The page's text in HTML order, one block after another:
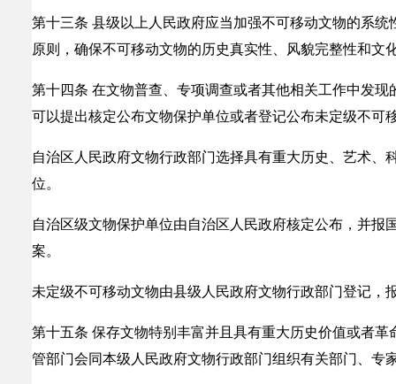
第十三条 县级以上人民政府应当加强不可移动文物的系
原则，确保不可移动文物的历史真实性、风貌完整性和文
第十四条 在文物普查、专项调查或者其他相关工作中发
可以提出核定公布文物保护单位或者登记公布未定级不可
自治区人民政府文物行政部门选择具有重大历史、艺术
位。
自治区级文物保护单位由自治区人民政府核定公布，并
案。
未定级不可移动文物由县级人民政府文物行政部门登记
第十五条 保存文物特别丰富并且具有重大历史价值或者
管部门会同本级人民政府文物行政部门组织有关部门、